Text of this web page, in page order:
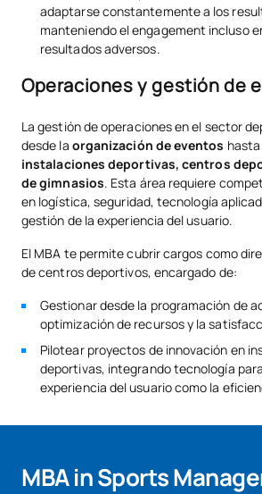
adaptarse constantemente a los
manteniendo el engagement incluso
resultados adversos.
Operaciones y gestión de
La gestión de operaciones en el sector
desde la organización de eventos
instalaciones deportivas, centros
de gimnasios. Esta área requiere
en logística, seguridad, tecnología
gestión de la experiencia del usuario.
El MBA te permite cubrir cargos como
de centros deportivos, encargado de:
Gestionar desde la programación de
optimización de recursos y la
Pilotear proyectos de innovación en
deportivas, integrando tecnología
experiencia del usuario como la
MBA in Sports